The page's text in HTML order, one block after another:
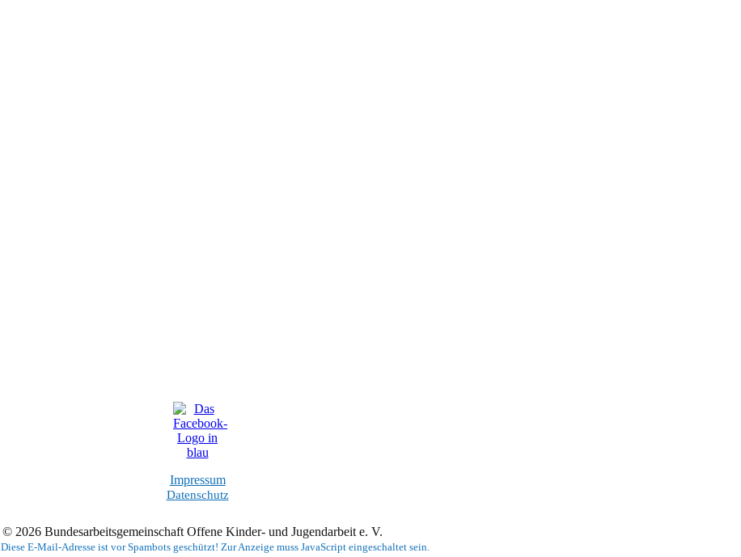
Impressum
Datenschutz
© 2026 Bundesarbeitsgemeinschaft Offene Kinder- und Jugendarbeit e. V.
Diese E-Mail-Adresse ist vor Spambots geschützt! Zur Anzeige muss JavaScript eingeschaltet sein.